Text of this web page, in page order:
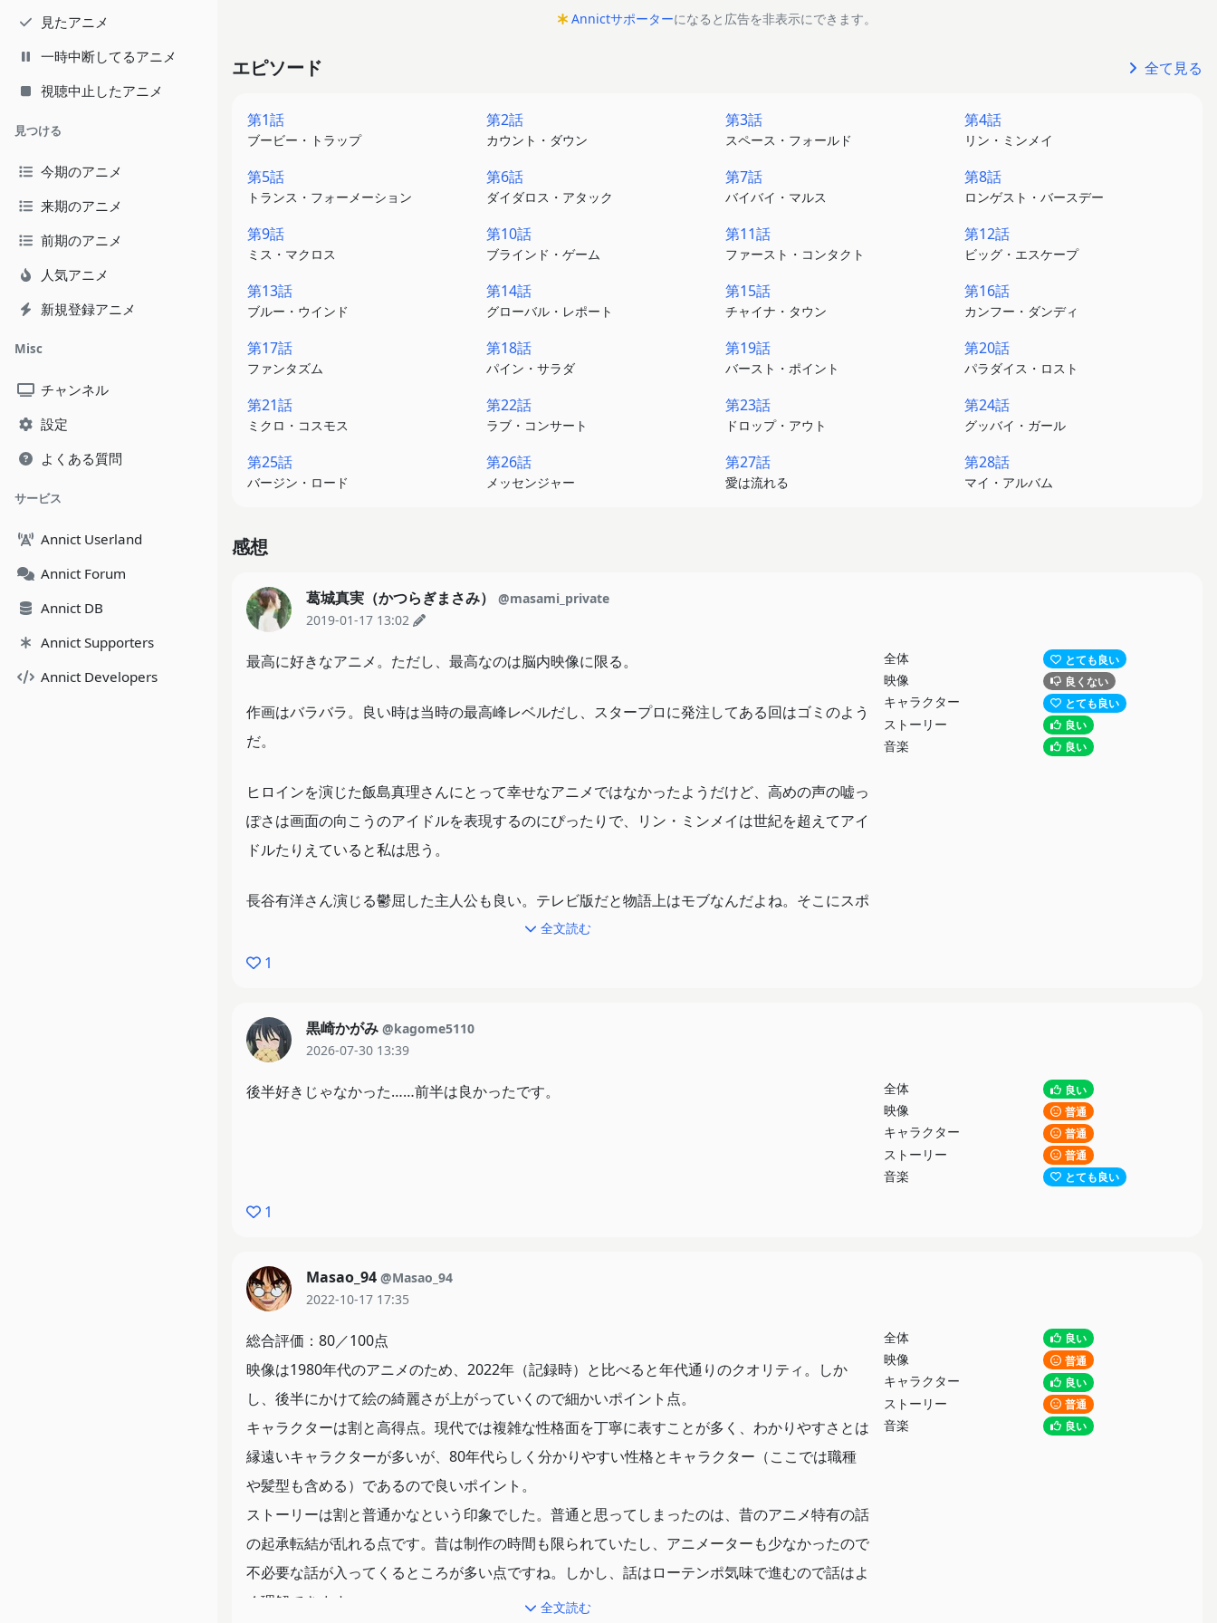
見たアニメ
一時中断してるアニメ
視聴中止したアニメ
見つける
今期のアニメ
来期のアニメ
前期のアニメ
人気アニメ
新規登録アニメ
Misc
チャンネル
設定
よくある質問
サービス
Annict Userland
Annict Forum
Annict DB
Annict Supporters
Annict Developers
Annictサポーターになると広告を非表示にできます。
エピソード 全て見る
第1話
ブービー・トラップ
第2話
カウント・ダウン
第3話
スペース・フォールド
第4話
リン・ミンメイ
第5話
トランス・フォーメーション
第6話
ダイダロス・アタック
第7話
バイバイ・マルス
第8話
ロンゲスト・バースデー
第9話
ミス・マクロス
第10話
ブラインド・ゲーム
第11話
ファースト・コンタクト
第12話
ビッグ・エスケープ
第13話
ブルー・ウインド
第14話
グローバル・レポート
第15話
チャイナ・タウン
第16話
カンフー・ダンディ
第17話
ファンタズム
第18話
パイン・サラダ
第19話
バースト・ポイント
第20話
パラダイス・ロスト
第21話
ミクロ・コスモス
第22話
ラブ・コンサート
第23話
ドロップ・アウト
第24話
グッバイ・ガール
第25話
バージン・ロード
第26話
メッセンジャー
第27話
愛は流れる
第28話
マイ・アルバム
感想
葛城真実（かつらぎまさみ）
@masami_private
2019-01-17 13:02
全体 とても良い
映像 良くない
キャラクター とても良い
ストーリー 良い
音楽 良い
最高に好きなアニメ。ただし、最高なのは脳内映像に限る。
作画はバラバラ。良い時は当時の最高峰レベルだし、スタープロに発注してある回はゴミのよう
だ。
ヒロインを演じた飯島真理さんにとって幸せなアニメではなかったようだけど、高めの声の嘘っ
ぽさは画面の向こうのアイドルを表現するのにぴったりで、リン・ミンメイは世紀を超えてアイ
ドルたりえていると私は思う。
長谷有洋さん演じる鬱屈した主人公も良い。テレビ版だと物語上はモブなんだよね。そこにスポ
これが事実上の最終回です。
後半は戦後処理です。人気が出たので伸ばしたけど、話は終わっている。だから、戦後のグダグ
全文読む
1
黒崎かがみ @kagome5110
2026-07-30 13:39
全体 良い
映像 普通
キャラクター 普通
ストーリー 普通
音楽 とても良い
後半好きじゃなかった……前半は良かったです。
1
Masao_94 @Masao_94
2022-10-17 17:35
全体 良い
映像 普通
キャラクター 良い
ストーリー 普通
音楽 良い
総合評価：80／100点
映像は1980年代のアニメのため、2022年（記録時）と比べると年代通りのクオリティ。しか
し、後半にかけて絵の綺麗さが上がっていくので細かいポイント点。
キャラクターは割と高得点。現代では複雑な性格面を丁寧に表すことが多く、わかりやすさとは
縁遠いキャラクターが多いが、80年代らしく分かりやすい性格とキャラクター（ここでは職種
や髪型も含める）であるので良いポイント。
ストーリーは割と普通かなという印象でした。普通と思ってしまったのは、昔のアニメ特有の話
の起承転結が乱れる点です。昔は制作の時間も限られていたし、アニメーターも少なかったので
不必要な話が入ってくるところが多い点ですね。しかし、話はローテンポ気味で進むので話はよ
く理解できます。
全文読む